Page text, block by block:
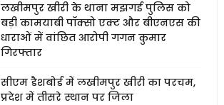
लखीमपुर खीरी के थाना मझगई पुलिस को
बड़ी कामयाबी पॉक्सो एक्ट और बीएनएस की
धाराओं में वांछित आरोपी गगन कुमार
गिरफ्तार
सीएम डैशबोर्ड में लखीमपुर खीरी का परचम,
प्रदेश में तीसरे स्थान पर जिला